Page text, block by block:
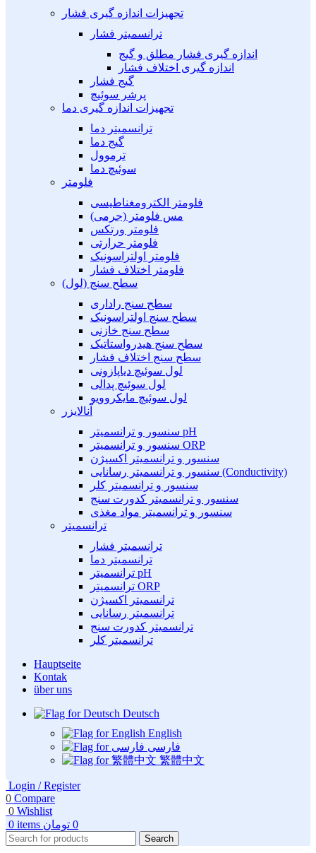
تجهیزات اندازه گیری فشار
ترانسمیتر فشار
اندازه گیری فشار مطلق و گیج
اندازه گیری اختلاف فشار
گیج فشار
پرشر سوئیچ
تجهیزات اندازه گیری دما
ترانسمیتر دما
گیج دما
ترموول
سوئیچ دما
فلومتر
فلومتر الکترومغناطیسی
مس فلومتر (جرمی)
فلومتر ورتکس
فلومتر حرارتی
فلومتر اولتراسونیک
فلومتر اختلاف فشار
سطح سنج (لول)
سطح سنج راداری
سطح سنج اولتراسونیک
سطح سنج خازنی
سطح سنج هیدرواستاتیک
سطح سنج اختلاف فشار
لول سوئیچ دیاپازونی
لول سوئیچ پدالی
لول سوئیچ مایکروویو
آنالایزر
سنسور و ترانسمیتر pH
سنسور و ترانسمیتر ORP
سنسور و ترانسمیتر اکسیژن
سنسور و ترانسمیتر رسانایی (Conductivity)
سنسور و ترانسمیتر کلر
سنسور و ترانسمیتر کدورت سنج
سنسور و ترانسمیتر مواد مغذی
ترانسمیتر
ترانسمیتر فشار
ترانسمیتر دما
ترانسمیتر pH
ترانسمیتر ORP
ترانسمیتر اکسیژن
ترانسمیتر رسانایی
ترانسمیتر کدورت سنج
ترانسمیتر کلر
Hauptseite
Kontak
über uns
Deutsch
English
فارسی
繁體中文
Login / Register
0 Compare
0 Wishlist
0 items 0 تومان
Search